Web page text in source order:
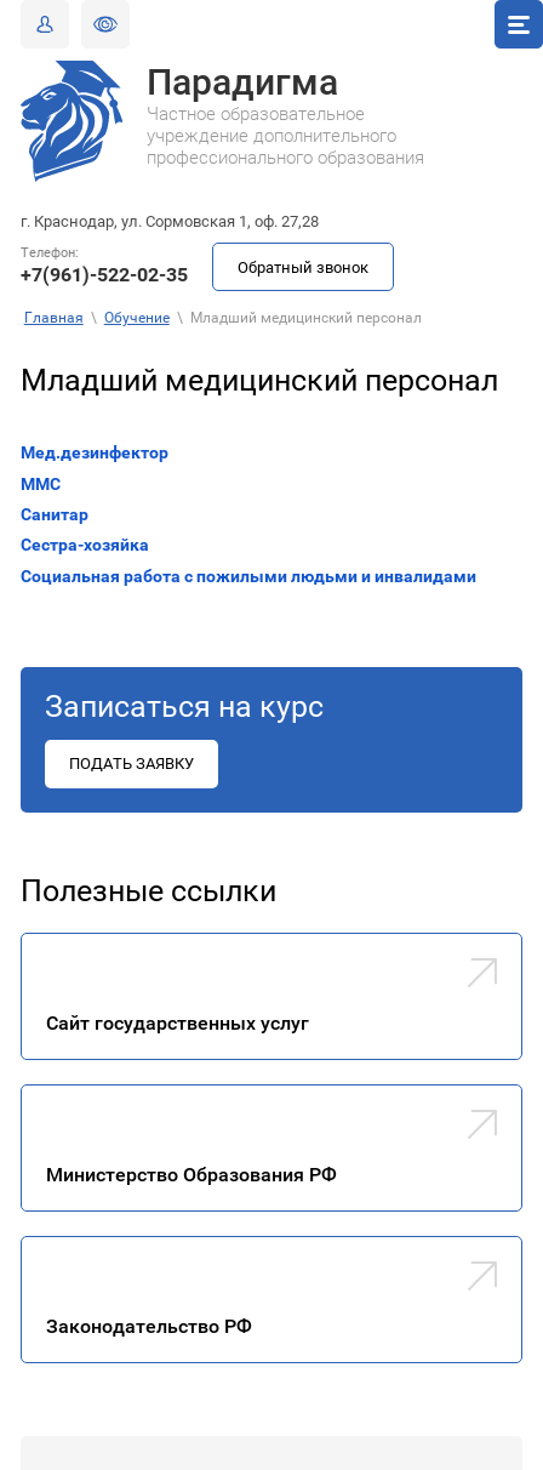
Парадигма
Частное образовательное
учреждение дополнительного
профессионального образования
г. Краснодар, ул. Сормовская 1, оф. 27,28
Телефон:
+7(961)-522-02-35 Обратный звонок
Главная \ Обучение \ Младший медицинский персонал
Младший медицинский персонал
Мед.дезинфектор
ММС
Санитар
Сестра-хозяйка
Социальная работа с пожилыми людьми и инвалидами
Записаться на курс
ПОДАТЬ ЗАЯВКУ
Полезные ссылки
Сайт го­сударс­твен­ных ус­луг
Министерство Образования РФ
Законодательство РФ